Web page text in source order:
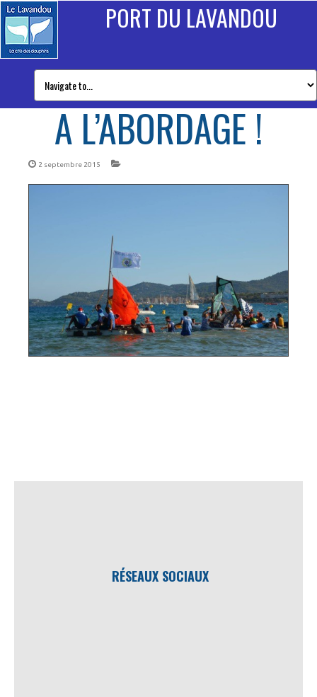
PORT DU LAVANDOU
A L’ABORDAGE !
2 septembre 2015
RÉSEAUX SOCIAUX